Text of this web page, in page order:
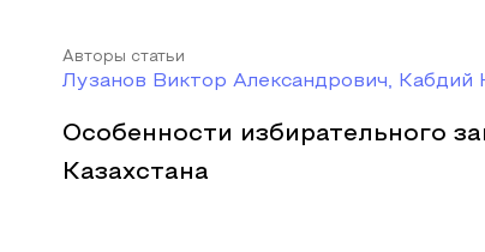
Авторы статьи
Лузанов Виктор Александрович, Кабдий
Особенности избирательного
Казахстана